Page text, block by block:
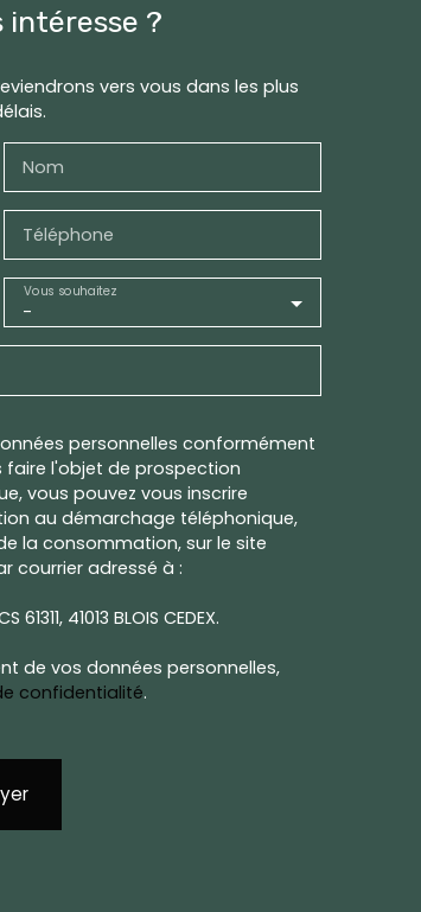
intéresse ?
vers vous dans les plus
Nom
Téléphone
-
Vous souhaitez
personnelles conformément
faire l'objet de prospection
vous pouvez vous inscrire
au démarchage téléphonique,
la consommation, sur le site
courrier adressé à :
41013 BLOIS CEDEX.
de vos données personnelles,
confidentialité.